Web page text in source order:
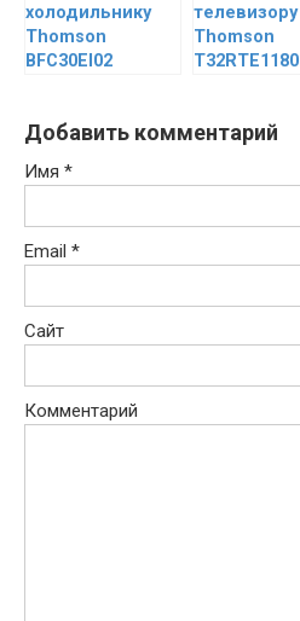
холодильнику
Thomson
BFC30EI02
телевизору
Thomson
T32RTE1180
Добавить комментарий
Имя *
Email *
Сайт
Комментарий